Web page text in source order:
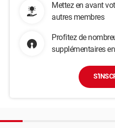
Mettez en avant
autres membres
Profitez de
supplémentaires